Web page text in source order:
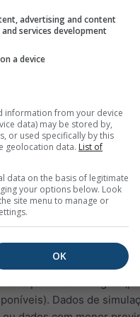
passadas para
de ontem ou a história
estão divididos em
hora
escuro é o fundo cinza,
180º = Sul e 270° =
a direção do vento,
medidos, para a área
estação meteorológica
Dados de
advertising and content
services development
a device
information from your device
data) may be stored by,
or used specifically by this
geolocation data. List of
data on the basis of legitimate
your options below. Look
site menu to manage or
OK